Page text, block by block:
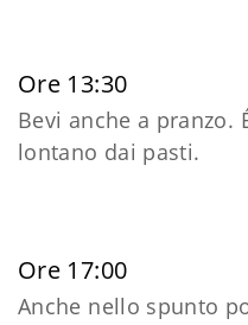
Ore 13:30
Bevi anche a pranzo.
lontano dai pasti.
Ore 17:00
Anche nello spunto